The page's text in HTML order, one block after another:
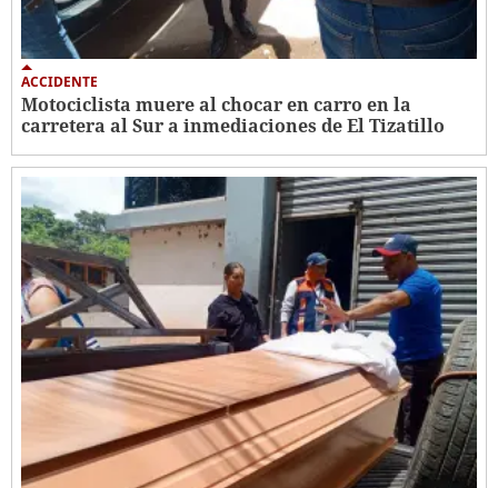
ACCIDENTE
Motociclista muere al chocar en carro en la
carretera al Sur a inmediaciones de El Tizatillo